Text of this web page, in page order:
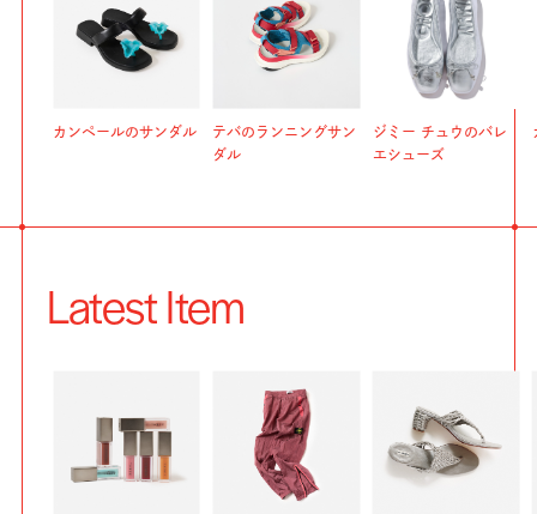
カンペールのサンダル
テバのランニングサン
ダル
ジミー チュウのバレ
エシューズ
Latest Item